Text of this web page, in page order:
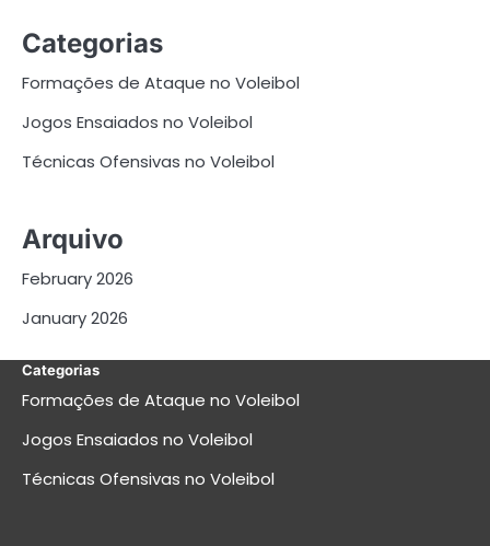
Categorias
Formações de Ataque no Voleibol
Jogos Ensaiados no Voleibol
Técnicas Ofensivas no Voleibol
Arquivo
February 2026
January 2026
Categorias
Formações de Ataque no Voleibol
Jogos Ensaiados no Voleibol
Técnicas Ofensivas no Voleibol